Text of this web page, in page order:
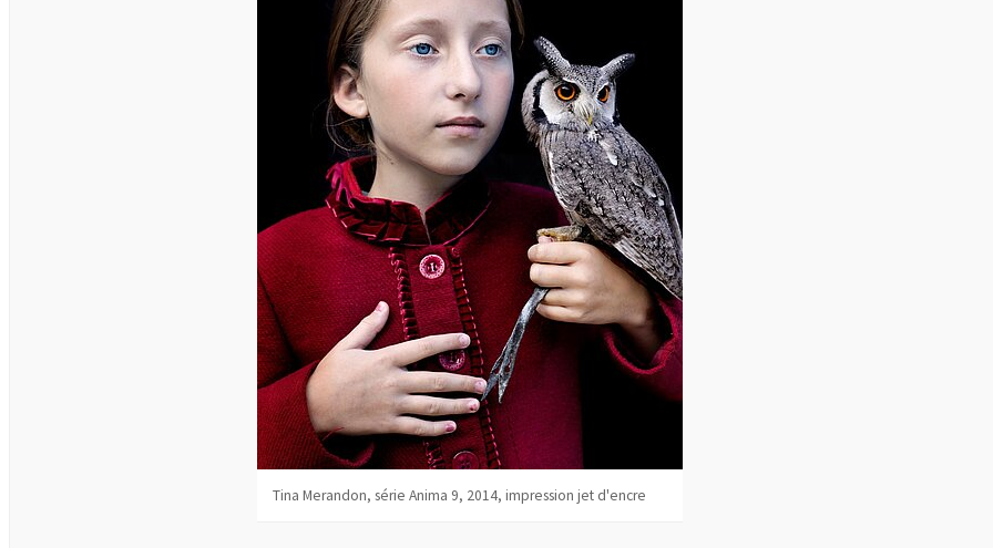
Tina Merandon, série Anima 9, 2014, impression jet d'encre